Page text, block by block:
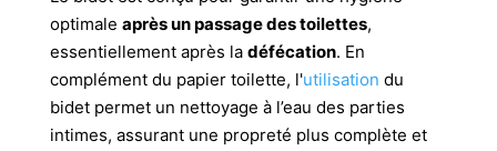
optimale après un passage des toilettes,
essentiellement après la défécation. En
complément du papier toilette, l'utilisation du
bidet permet un nettoyage à l’eau des parties
intimes, assurant une propreté plus complète et